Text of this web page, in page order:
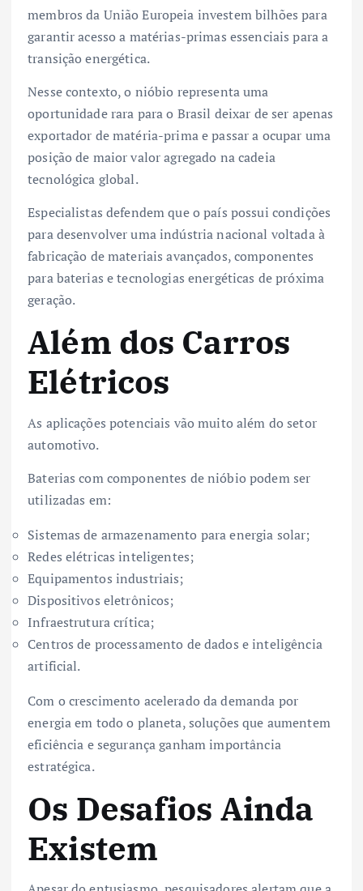
membros da União Europeia investem bilhões para
garantir acesso a matérias-primas essenciais para a
transição energética.
Nesse contexto, o nióbio representa uma
oportunidade rara para o Brasil deixar de ser apenas
exportador de matéria-prima e passar a ocupar uma
posição de maior valor agregado na cadeia
tecnológica global.
Especialistas defendem que o país possui condições
para desenvolver uma indústria nacional voltada à
fabricação de materiais avançados, componentes
para baterias e tecnologias energéticas de próxima
geração.
Além dos Carros
Elétricos
As aplicações potenciais vão muito além do setor
automotivo.
Baterias com componentes de nióbio podem ser
utilizadas em:
Sistemas de armazenamento para energia solar;
Redes elétricas inteligentes;
Equipamentos industriais;
Dispositivos eletrônicos;
Infraestrutura crítica;
Centros de processamento de dados e inteligência
artificial.
Com o crescimento acelerado da demanda por
energia em todo o planeta, soluções que aumentem
eficiência e segurança ganham importância
estratégica.
Os Desafios Ainda
Existem